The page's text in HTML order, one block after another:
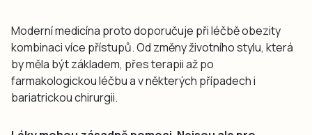
Moderní medicína proto doporučuje při léčbě obezity
kombinaci více přístupů. Od změny životního stylu, která
by měla být základem, přes terapii až po
farmakologickou léčbu a v některých případech i
bariatrickou chirurgii.